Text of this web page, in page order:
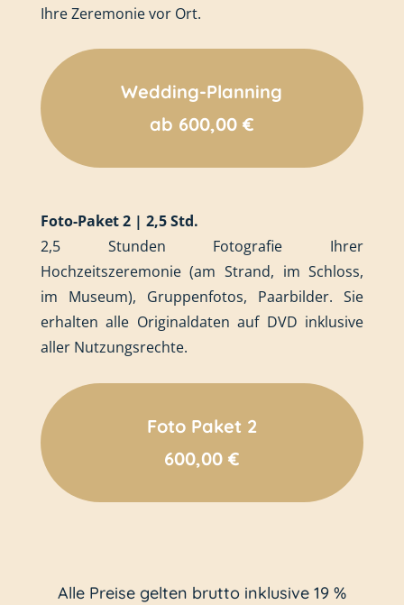
Ihre Zeremonie vor Ort.
Wedding-Planning
ab 600,00 €
Foto-Paket 2 | 2,5 Std.
2,5 Stunden Fotografie Ihrer
Hochzeitszeremonie (am Strand, im Schloss,
im Museum), Gruppenfotos, Paarbilder. Sie
erhalten alle Originaldaten auf DVD inklusive
aller Nutzungsrechte.
Foto Paket 2
600,00 €
Alle Preise gelten brutto inklusive 19 %